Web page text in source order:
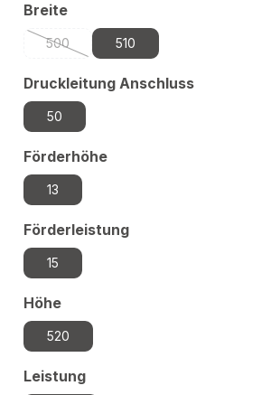
Breiteauswählen
500
(Diese Option ist zurzeit nicht verfügbar.)
510
Druckleitung Anschlussauswählen
50
Förderhöheauswählen
13
Förderleistungauswählen
15
Höheauswählen
520
Leistungauswählen